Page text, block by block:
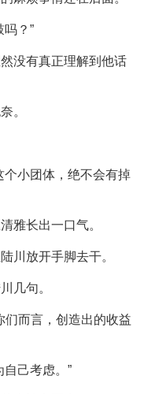
？”
没有真正理解到他话
。
个小团体，绝不会有掉
雅长出一口气。
川放开手脚去干。
几句。
们而言，创造出的收益
己考虑。”